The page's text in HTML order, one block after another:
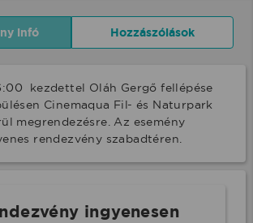
infó Hozzászólások
kezdettel Oláh Gergő fellépése
Cinemaqua Fil- és Naturpark
megrendezésre. Az esemény
rendezvény szabadtéren.
ingyenesen